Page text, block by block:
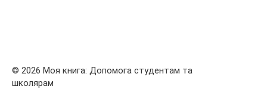
© 2026 Моя книга: Допомога студентам та
школярам